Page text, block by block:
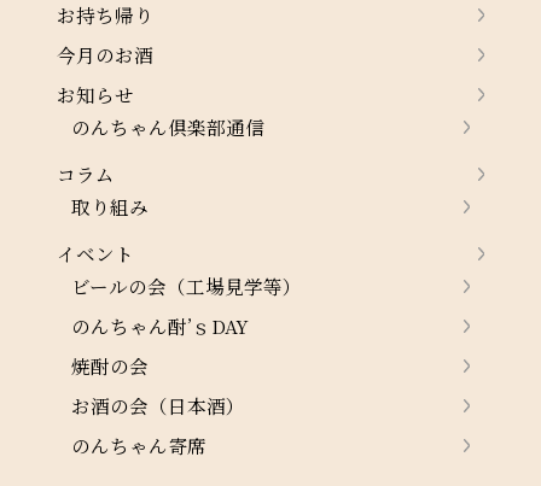
お持ち帰り
今月のお酒
お知らせ
のんちゃん倶楽部通信
コラム
取り組み
イベント
ビールの会（工場見学等）
のんちゃん酎’ｓDAY
焼酎の会
お酒の会（日本酒）
のんちゃん寄席